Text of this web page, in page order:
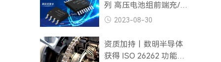
列 高压电池组前端充/放
电高边NFET驱动器
2023-08-30
资质加持丨数明半导体
获得 ISO 26262 功能安